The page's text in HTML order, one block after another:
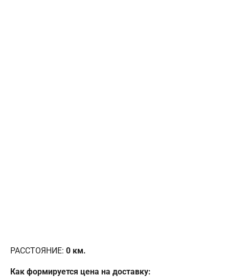
РАССТОЯНИЕ: 0 км.
Как формируется цена на доставку: